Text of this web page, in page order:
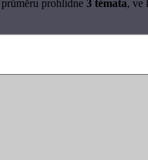
prohlídne 3 témata, ve